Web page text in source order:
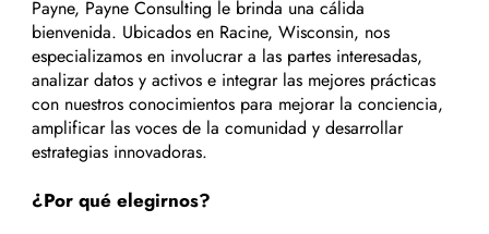
Payne, Payne Consulting le brinda una cálida
bienvenida. Ubicados en Racine, Wisconsin, nos
especializamos en involucrar a las partes interesadas,
analizar datos y activos e integrar las mejores prácticas
con nuestros conocimientos para mejorar la conciencia,
amplificar las voces de la comunidad y desarrollar
estrategias innovadoras.
¿Por qué elegirnos?